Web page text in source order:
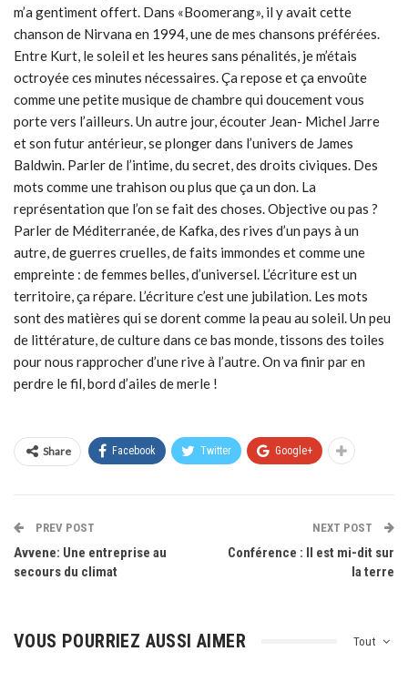
m’a gentiment offert. Dans «Boomerang», il y avait cette
chanson de Nirvana en 1994, une de mes chansons préférées.
Entre Kurt, le soleil et les heures sans pénalités, je m’étais
octroyée ces minutes nécessaires. Ça repose et ça envoûte
comme une petite musique de chambre qui doucement vous
porte vers l’ailleurs. Un autre jour, écouter Jean- Michel Jarre
et son futur antérieur, se plonger dans l’univers de James
Baldwin. Parler de l’intime, du secret, des droits civiques. Des
mots comme une trahison ou plus que ça un don. La
représentation que l’on se fait des choses. Objective ou pas ?
Parler de Méditerranée, de Kafka, des rives d’un pays à un
autre, de guerres cruelles, de faits immondes et comme une
empreinte : de femmes belles, d’universel. L’écriture est un
territoire, ça répare. L’écriture c’est une jubilation. Les mots
sont des matières qui se dorent comme la peau au soleil. Un peu
de littérature, de culture dans ce bas monde, tissons des toiles
pour nous rapprocher d’une rive à l’autre. On va finir par en
perdre le fil, bord d’ailes de merle !
Share Facebook Twitter Google+
PREV POST
Avvene: Une entreprise au
secours du climat
NEXT POST
Conférence : Il est mi-dit sur
la terre
Tout
VOUS POURRIEZ AUSSI AIMER